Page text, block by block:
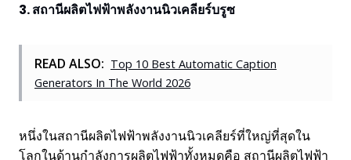
3. สถานีผลิตไฟฟ้าพลังงานนิวเคลียร์บรูซ
READ ALSO: Top 10 Best Automatic Caption
Generators In The World 2026
หนึ่งในสถานีผลิตไฟฟ้าพลังงานนิวเคลียร์ที่ใหญ่ที่สุดใน
โลกในด้านกำลังการผลิตไฟฟ้าทั้งหมดคือ สถานีผลิตไฟฟ้า